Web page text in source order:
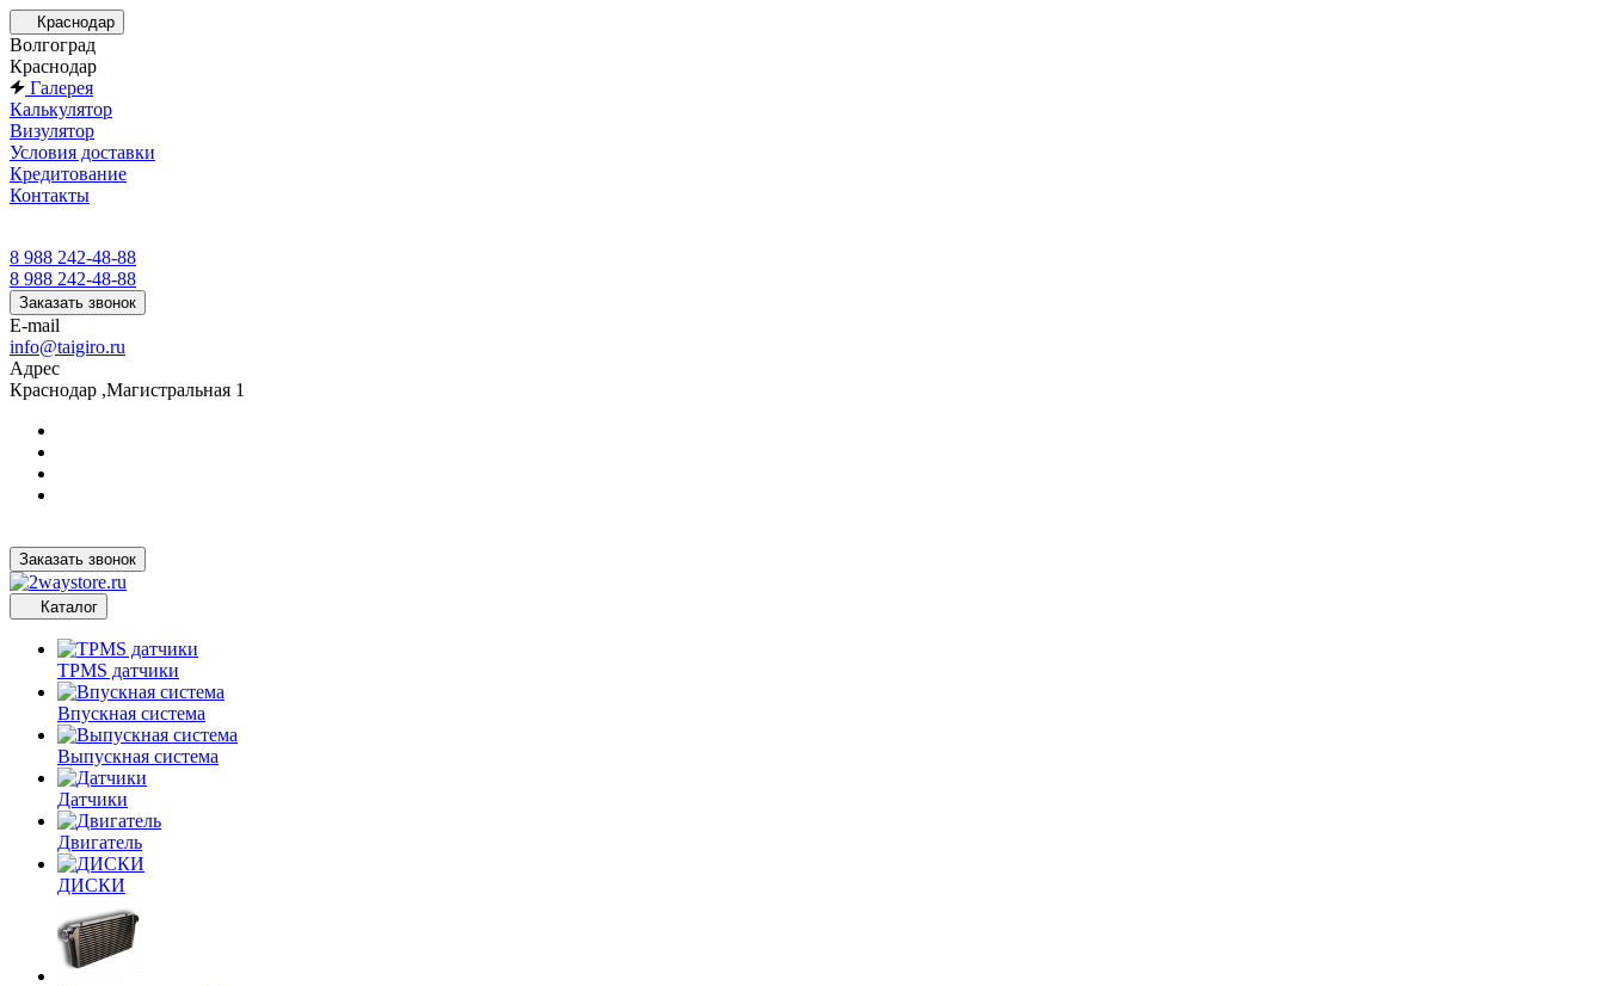
Краснодар
Волгоград
Краснодар
Галерея
Калькулятор
Визулятор
Условия доставки
Кредитование
Контакты
8 988 242-48-88
8 988 242-48-88
Заказать звонок
E-mail
info@taigiro.ru
Адрес
Краснодар ,Магистральная 1
Заказать звонок
Каталог
TPMS датчики
Впускная система
Выпускная система
Датчики
Двигатель
ДИСКИ